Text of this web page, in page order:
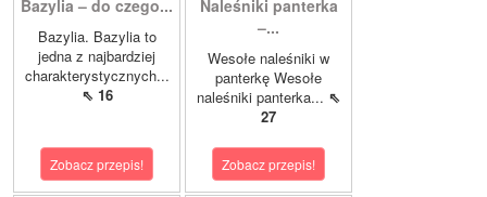
Bazylia – do czego...
Bazylia. Bazylia to
jedna z najbardziej
charakterystycznych...
⇖ 16
Zobacz przepis!
Naleśniki panterka
–...
Wesołe naleśniki w
panterkę Wesołe
naleśniki panterka... ⇖
27
Zobacz przepis!